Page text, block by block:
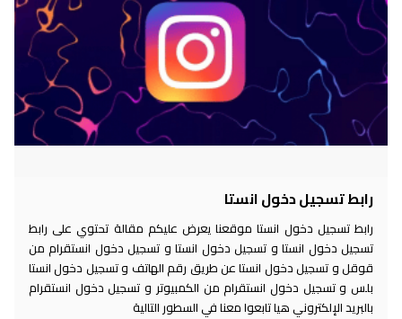
رابط تسجيل دخول انستا
رابط تسجيل دخول انستا موقعنا يعرض عليكم مقالة تحتوي على رابط
تسجيل دخول انستا و تسجيل دخول انستا و تسجيل دخول انستقرام من
قوقل و تسجيل دخول انستا عن طريق رقم الهاتف و تسجيل دخول انستا
بلس و تسجيل دخول انستقرام من الكمبيوتر و تسجيل دخول انستقرام
بالبريد الإلكتروني هيا تابعوا معنا في السطور التالية